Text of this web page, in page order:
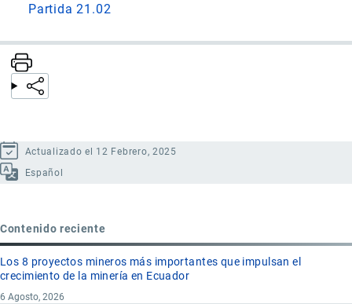
Partida 21.02
Actualizado el 12 Febrero, 2025
Español
Contenido reciente
Los 8 proyectos mineros más importantes que impulsan el
crecimiento de la minería en Ecuador
6 Agosto, 2026